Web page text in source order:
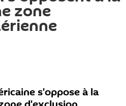
zone
s'oppose à la